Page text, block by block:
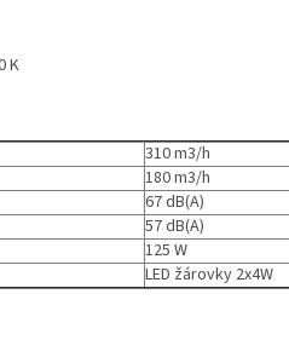
K
310 m3/h
180 m3/h
67 dB(A)
57 dB(A)
125 W
LED žárovky 2x4W